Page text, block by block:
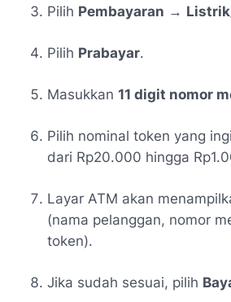
Pilih Pembayaran →
Pilih Prabayar.
Masukkan 11 digit nomor
Pilih nominal token yang
dari Rp20.000 hingga
Layar ATM akan
(nama pelanggan, nomor
token).
Jika sudah sesuai, pilih